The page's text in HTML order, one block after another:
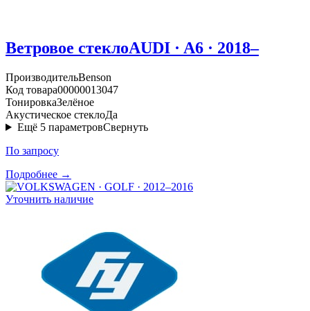
Ветровое стеклоAUDI · A6 · 2018–
ПроизводительBenson
Код товара00000013047
ТонировкаЗелёное
Акустическое стеклоДа
Ещё 5 параметровСвернуть
По запросу
Подробнее →
Уточнить наличие